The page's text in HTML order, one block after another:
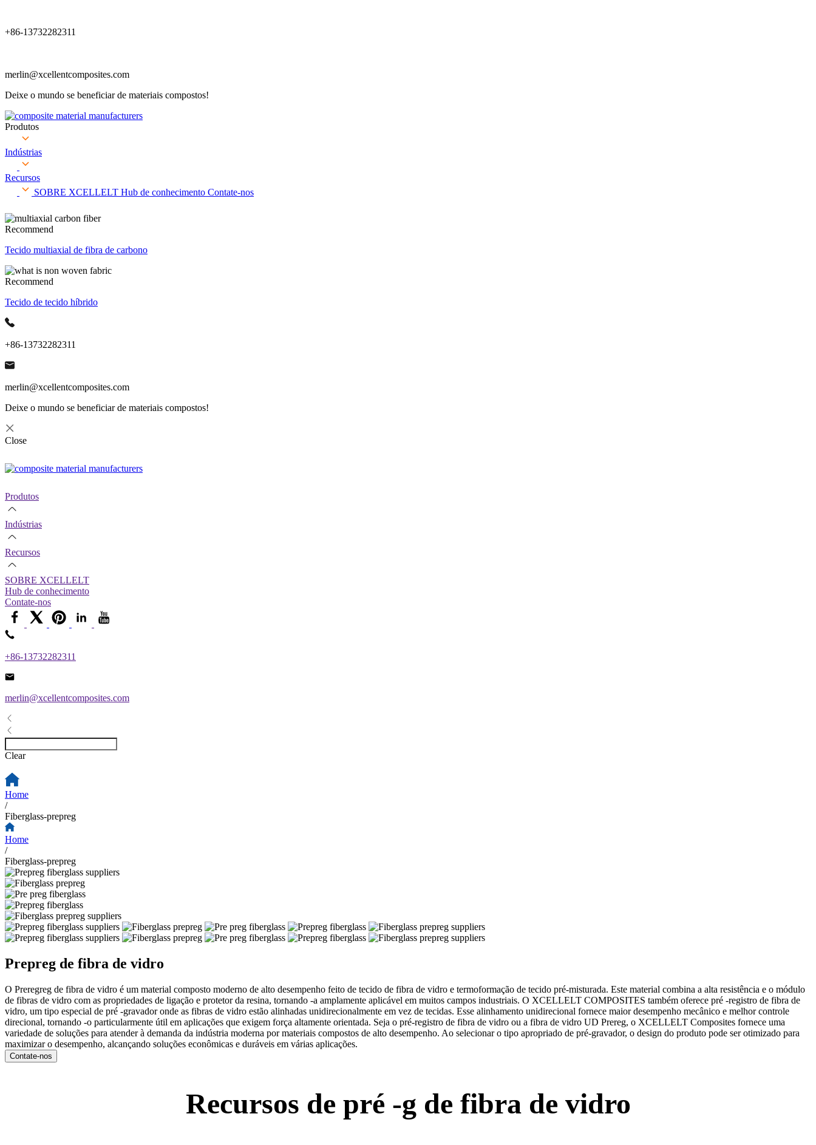
+86-13732282311
merlin@xcellentcomposites.com
Deixe o mundo se beneficiar de materiais compostos!
Produtos
Indústrias
Recursos
SOBRE XCELLELT Hub de conhecimento Contate-nos
Recommend
Tecido multiaxial de fibra de carbono
Recommend
Tecido de tecido híbrido
+86-13732282311
merlin@xcellentcomposites.com
Deixe o mundo se beneficiar de materiais compostos!
Close
Produtos
Indústrias
Recursos
SOBRE XCELLELT
Hub de conhecimento
Contate-nos
+86-13732282311
merlin@xcellentcomposites.com
Clear
Home
/
Fiberglass-prepreg
Home
/
Fiberglass-prepreg
Prepreg de fibra de vidro
O Preregreg de fibra de vidro é um material composto moderno de alto desempenho feito de tecido de fibra de vidro e termoformação de tecido pré-misturada. Este material combina a alta resistência e o módulo
de fibras de vidro com as propriedades de ligação e protetor da resina, tornando -a amplamente aplicável em muitos campos industriais. O XCELLELT COMPOSITES também oferece pré -registro de fibra de
vidro, um tipo especial de pré -gravador onde as fibras de vidro estão alinhadas unidirecionalmente em vez de tecidas. Esse alinhamento unidirecional fornece maior desempenho mecânico e melhor controle
direcional, tornando -o particularmente útil em aplicações que exigem força altamente orientada. Seja o pré-registro de fibra de vidro ou a fibra de vidro UD Prereg, o XCELLELT Composites fornece uma
variedade de soluções para atender à demanda da indústria moderna por materiais compostos de alto desempenho. Ao selecionar o tipo apropriado de pré-gravador, o design do produto pode ser otimizado para
maximizar o desempenho, alcançando soluções econômicas e duráveis ​​em várias aplicações.
Contate-nos
Recursos de pré -g de fibra de vidro